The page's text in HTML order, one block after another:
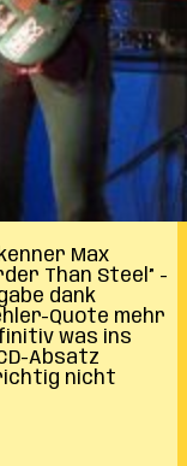
Max
Than Steel” -
dank
Quote mehr
was ins
Absatz
nicht